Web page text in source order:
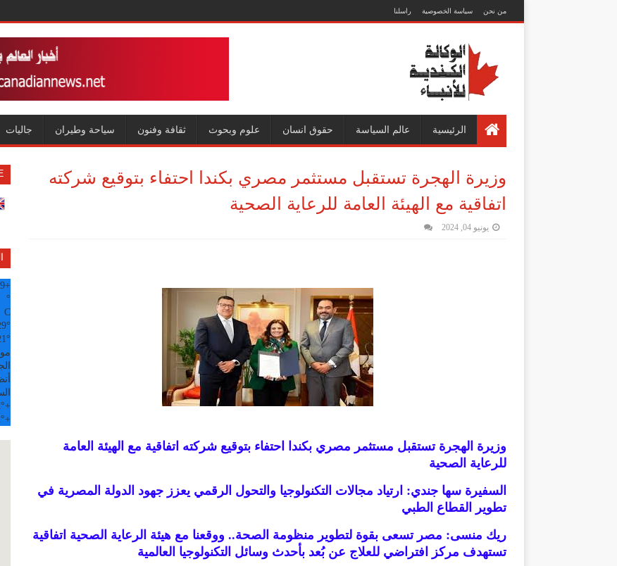
من نحن سياسة الخصوصية راسلنا
الرئيسية عالم السياسة حقوق انسان علوم وبحوث ثقافة وفنون سياحة وطيران جاليات
وزيرة الهجرة تستقبل مستثمر مصري بكندا احتفاء بتوقيع شركته
اتفاقية مع الهيئة العامة للرعاية الصحية
يونيو 04, 2024
وزيرة الهجرة تستقبل مستثمر مصري بكندا احتفاء بتوقيع شركته اتفاقية مع الهيئة العامة
للرعاية الصحية
السفيرة سها جندي: ارتياد مجالات التكنولوجيا والتحول الرقمي يعزز جهود الدولة المصرية في
تطوير القطاع الطبي
ريك منسى: مصر تسعى بقوة لتطوير منظومة الصحة.. ووقعنا مع هيئة الرعاية الصحية اتفاقية
تستهدف مركز افتراضي للعلاج عن بُعد بأحدث وسائل التكنولوجيا العالمية
+
°
C
+
+